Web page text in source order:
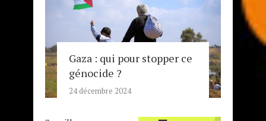
Gaza : qui pour stopper ce
génocide ?
24 décembre 2024